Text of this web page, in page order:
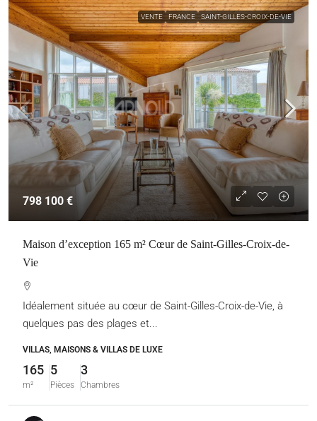
VENTE FRANCE SAINT-GILLES-CROIX-DE-VIE
798 100 €
Maison d’exception 165 m² Cœur de Saint-Gilles-Croix-de-
Vie
Idéalement située au cœur de Saint-Gilles-Croix-de-Vie, à
quelques pas des plages et...
VILLAS, MAISONS & VILLAS DE LUXE
165
m²
5
Pièces
3
Chambres